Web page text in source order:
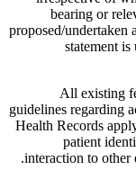
bearing or
proposed/undertaken
statement
All existing
guidelines regarding
Health Records
patient
interaction to other